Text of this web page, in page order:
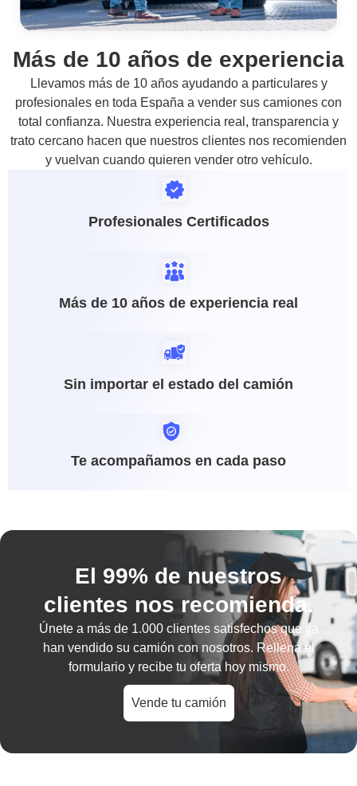
Más de 10 años de experiencia
Llevamos más de 10 años ayudando a particulares y
profesionales en toda España a vender sus camiones con
total confianza. Nuestra experiencia real, transparencia y
trato cercano hacen que nuestros clientes nos recomienden
y vuelvan cuando quieren vender otro vehículo.
Profesionales Certificados
Más de 10 años de experiencia real
Sin importar el estado del camión
Te acompañamos en cada paso
El 99% de nuestros
clientes nos recomienda.
Únete a más de 1.000 clientes satisfechosque ya
han vendido su camión con nosotros. Rellena el
formulario y recibe tu oferta hoy mismo.
Vende tu camión